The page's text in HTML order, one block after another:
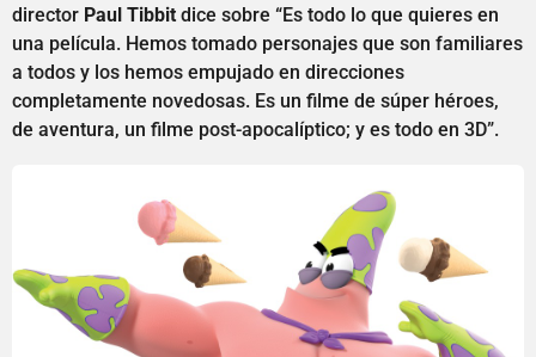
director Paul Tibbit dice sobre “Es todo lo que quieres en
una película. Hemos tomado personajes que son familiares
a todos y los hemos empujado en direcciones
completamente novedosas. Es un filme de súper héroes,
de aventura, un filme post-apocalíptico; y es todo en 3D”.